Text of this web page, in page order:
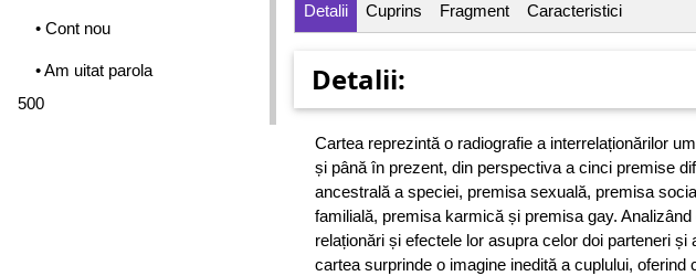
• Cont nou
• Am uitat parola
500
Detalii Cuprins Fragment Caracteristici
Detalii:
Cartea reprezintă o radiografie a interrelaționărilor
și până în prezent, din perspectiva a cinci premise
ancestrală a speciei, premisa sexuală, premisa
familială, premisa karmică și premisa gay. Analizând
relaționări și efectele lor asupra celor doi parteneri și
cartea surprinde o imagine inedită a cuplului, oferind